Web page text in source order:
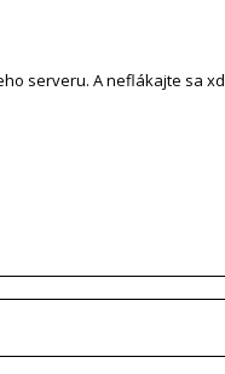
serveru. A neflákajte sa xd